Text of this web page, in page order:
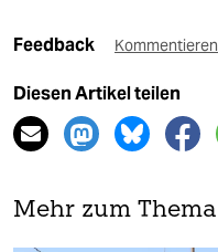
Feedback Kommentieren
Diesen Artikel teilen
Mehr zum Thema